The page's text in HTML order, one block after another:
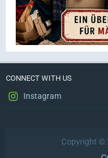
CONNECT WITH US
Instagram
Copyright ©